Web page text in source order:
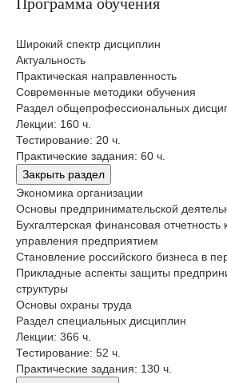
Широкий спектр дисциплин
Актуальность
Практическая направленность
Современные методики обучения
Раздел общепрофессиональных
Лекции: 160 ч.
Тестирование: 20 ч.
Практические задания: 60 ч.
Закрыть раздел
Экономика организации
Основы предпринимательской
Бухгалтерская финансовая отчетность
управления предприятием
Становление российского бизнеса в
Прикладные аспекты защиты
структуры
Основы охраны труда
Раздел специальных дисциплин
Лекции: 366 ч.
Тестирование: 52 ч.
Практические задания: 130 ч.